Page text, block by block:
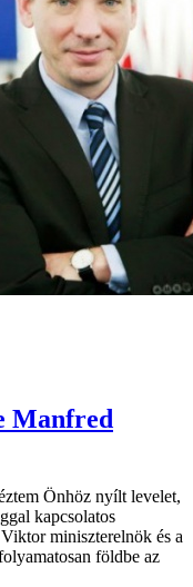
Manfred
Önhöz nyílt levelet,
kapcsolatos
miniszterelnök és a
földbe az